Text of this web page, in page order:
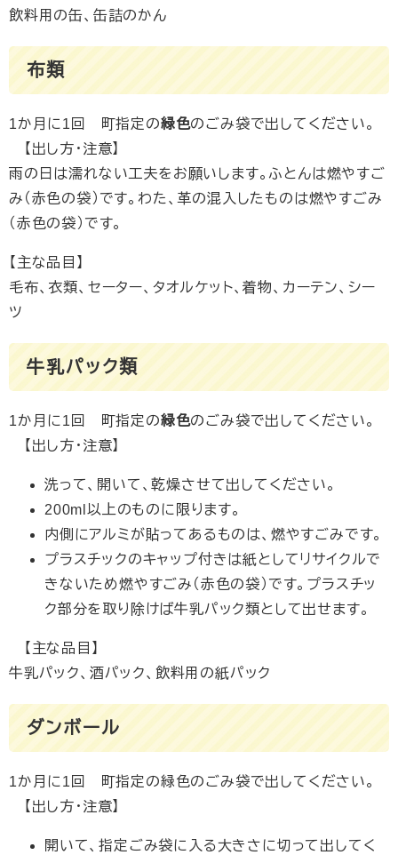
飲料用の缶、缶詰のかん
布類
1か月に1回 町指定の緑色のごみ袋で出してください。
【出し方・注意】
雨の日は濡れない工夫をお願いします。ふとんは燃やすご
み（赤色の袋）です。わた、革の混入したものは燃やすごみ
（赤色の袋）です。
【主な品目】
毛布、衣類、セーター、タオルケット、着物、カーテン、シー
ツ
牛乳パック類
1か月に1回 町指定の緑色のごみ袋で出してください。
​ 【出し方・注意】
洗って、開いて、乾燥させて出してください。
200ml以上のものに限ります。
内側にアルミが貼ってあるものは、燃やすごみです。
プラスチックのキャップ付きは紙としてリサイクルで
きないため燃やすごみ（赤色の袋）です。プラスチッ
ク部分を取り除けば牛乳パック類として出せます。
【主な品目】
牛乳パック、酒パック、飲料用の紙パック
ダンボール
1か月に1回 町指定の緑色のごみ袋で出してください。
【出し方・注意】
開いて、指定ごみ袋に入る大きさに切って出してく